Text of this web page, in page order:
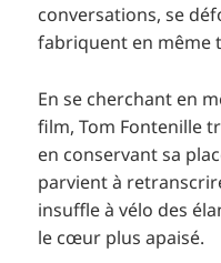
conversations, se
fabriquent en même
En se cherchant en
film, Tom Fontenille
en conservant sa
parvient à
insuffle à vélo des
le cœur plus apaisé.